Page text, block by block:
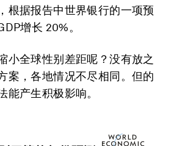
根据报告中世界银行的一项预
增长 20%。
小全球性别差距呢？没有放之
案，各地情况不尽相同。但的
能产生积极影响。